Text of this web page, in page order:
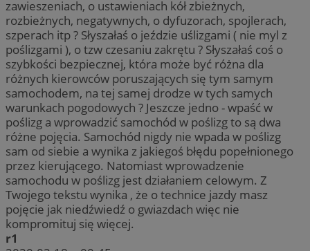
zawieszeniach, o ustawieniach kół zbieżnych,
rozbieżnych, negatywnych, o dyfuzorach, spojlerach,
szperach itp ? Słyszałaś o jeździe uślizgami ( nie myl z
poślizgami ), o tzw czesaniu zakrętu ? Słyszałaś coś o
szybkości bezpiecznej, która może być różna dla
różnych kierowców poruszających się tym samym
samochodem, na tej samej drodze w tych samych
warunkach pogodowych ? Jeszcze jedno - wpaść w
poślizg a wprowadzić samochód w poślizg to są dwa
różne pojęcia. Samochód nigdy nie wpada w poślizg
sam od siebie a wynika z jakiegoś błędu popełnionego
przez kierującego. Natomiast wprowadzenie
samochodu w poślizg jest działaniem celowym. Z
Twojego tekstu wynika , że o technice jazdy masz
pojęcie jak niedźwiedź o gwiazdach więc nie
kompromituj się więcej.
r1